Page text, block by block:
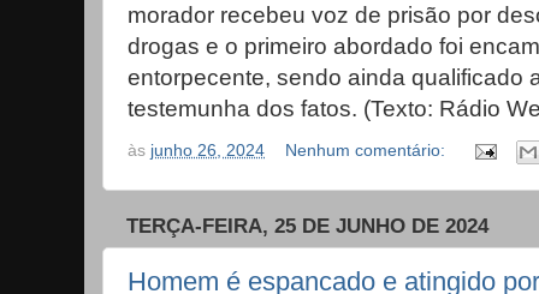
morador recebeu voz de prisão por
drogas e o primeiro abordado foi
entorpecente, sendo ainda qualificado
testemunha dos fatos. (Texto: Rádio
às junho 26, 2024 Nenhum comentário:
TERÇA-FEIRA, 25 DE JUNHO DE 2024
Homem é espancado e atingido